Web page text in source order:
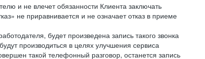
и не влечет обязанности Клиента заключать
не приравнивается и не означает отказ в приеме
будет произведена запись такого звонка
производиться в целях улучшения сервиса
такой телефонный разговор, останется запись